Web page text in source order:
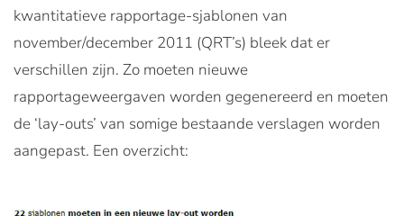
kwantitatieve rapportage-sjablonen van
november/december 2011 (QRT’s) bleek dat er
verschillen zijn. Zo moeten nieuwe
rapportageweergaven worden gegenereerd en moeten
de ‘lay-outs’ van somige bestaande verslagen worden
aangepast. Een overzicht: